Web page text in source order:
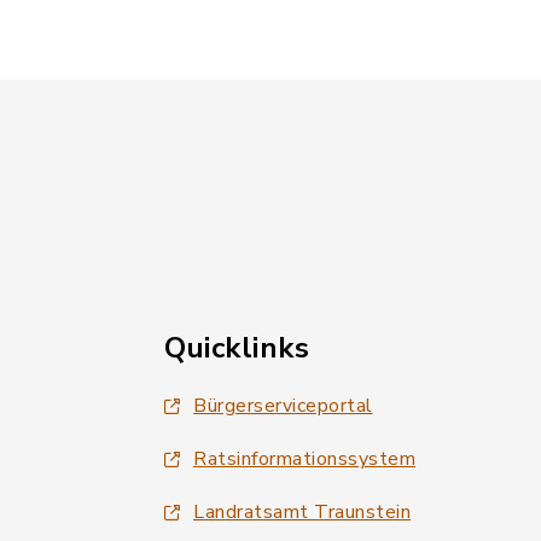
Quicklinks
Bürgerserviceportal
Ratsinformationssystem
Landratsamt Traunstein